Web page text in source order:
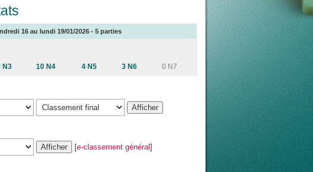
16 au lundi 19/01/2026 - 5 parties
N3 10 N4 4 N5 3 N6 0 N7
[e-classement général]